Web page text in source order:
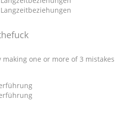
one or more of 3 mistakes